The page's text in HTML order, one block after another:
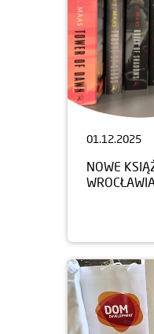
01.12.2025
NOWE